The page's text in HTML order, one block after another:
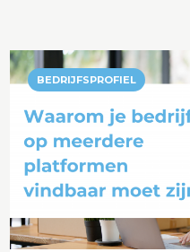
BEDRIJFSPROFIEL